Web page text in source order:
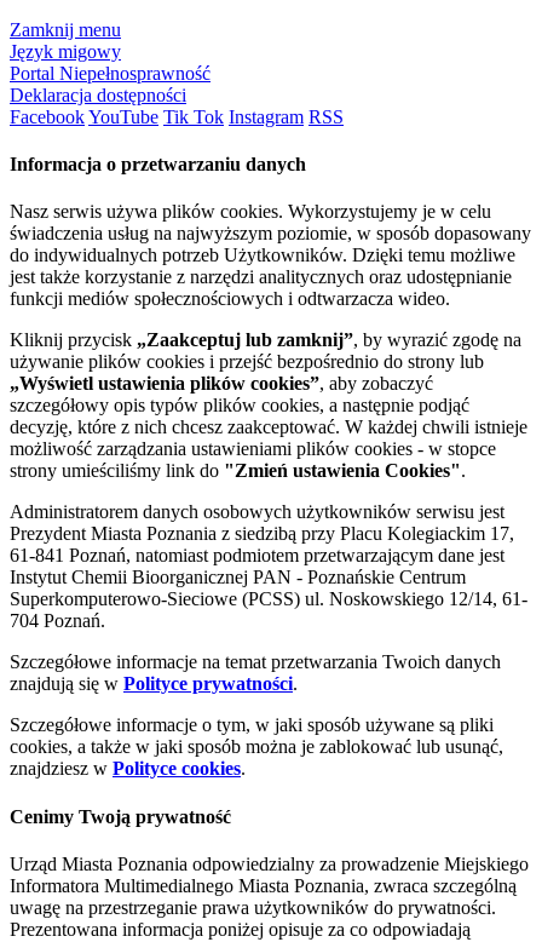
Zamknij menu
Język migowy
Portal Niepełnosprawność
Deklaracja dostępności
FacebookYouTube Tik Tok Instagram RSS
Informacja o przetwarzaniu danych
Nasz serwis używa plików cookies. Wykorzystujemy je w celu
świadczenia usług na najwyższym poziomie, w sposób dopasowany
do indywidualnych potrzeb Użytkowników. Dzięki temu możliwe
jest także korzystanie z narzędzi analitycznych oraz udostępnianie
funkcji mediów społecznościowych i odtwarzacza wideo.
Kliknij przycisk „Zaakceptuj lub zamknij”, by wyrazić zgodę na
używanie plików cookies i przejść bezpośrednio do strony lub
„Wyświetl ustawienia plików cookies”, aby zobaczyć
szczegółowy opis typów plików cookies, a następnie podjąć
decyzję, które z nich chcesz zaakceptować. W każdej chwili istnieje
możliwość zarządzania ustawieniami plików cookies - w stopce
strony umieściliśmy link do "Zmień ustawienia Cookies".
Administratorem danych osobowych użytkowników serwisu jest
Prezydent Miasta Poznania z siedzibą przy Placu Kolegiackim 17,
61-841 Poznań, natomiast podmiotem przetwarzającym dane jest
Instytut Chemii Bioorganicznej PAN - Poznańskie Centrum
Superkomputerowo-Sieciowe (PCSS) ul. Noskowskiego 12/14, 61-
704 Poznań.
Szczegółowe informacje na temat przetwarzania Twoich danych
znajdują się w Polityce prywatności.
Szczegółowe informacje o tym, w jaki sposób używane są pliki
cookies, a także w jaki sposób można je zablokować lub usunąć,
znajdziesz w Polityce cookies.
Cenimy Twoją prywatność
Urząd Miasta Poznania odpowiedzialny za prowadzenie Miejskiego
Informatora Multimedialnego Miasta Poznania, zwraca szczególną
uwagę na przestrzeganie prawa użytkowników do prywatności.
Prezentowana informacja poniżej opisuje za co odpowiadają